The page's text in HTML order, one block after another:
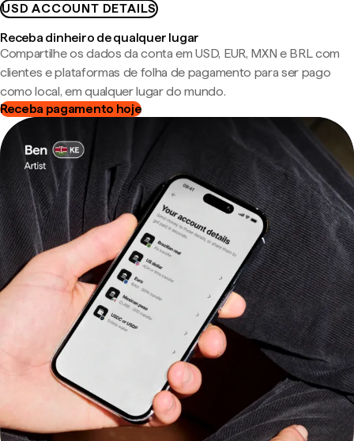
USD ACCOUNT DETAILS
Receba dinheiro de qualquer lugar
Compartilhe os dados da conta em USD, EUR, MXN e BRL com
clientes e plataformas de folha de pagamento para ser pago
como local, em qualquer lugar do mundo.
Receba pagamento hoje